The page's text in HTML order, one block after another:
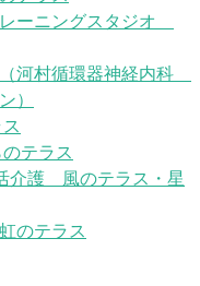
ーニングスタジオ
河村循環器神経内科
）
テラス
介護 風のテラス・星
のテラス